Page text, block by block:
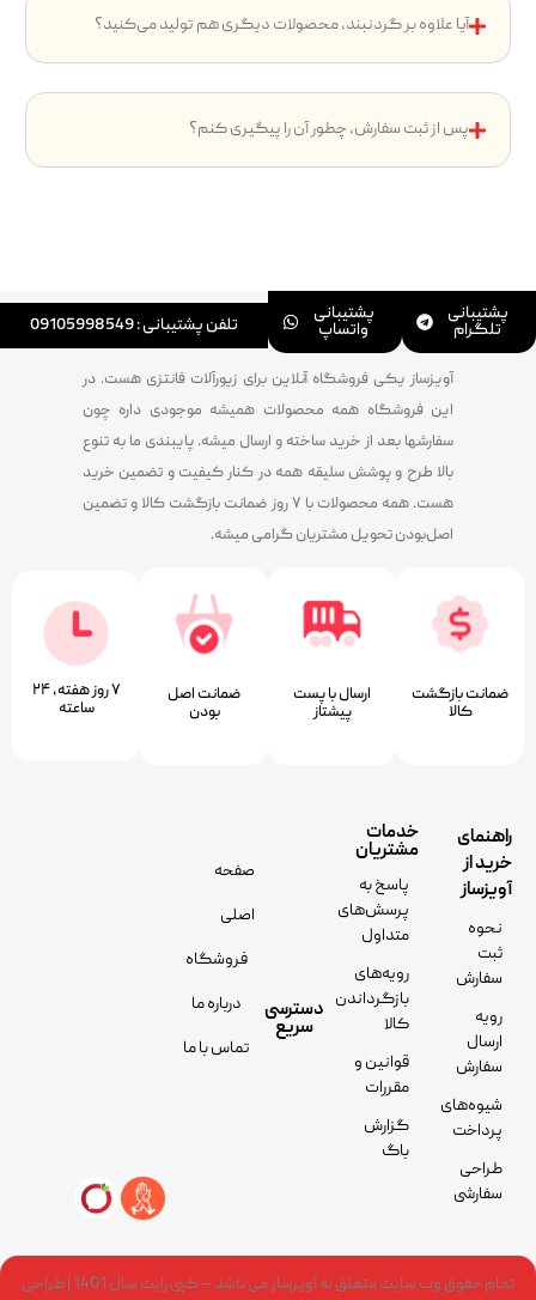
آیا علاوه بر گردنبند، محصولات دیگری هم تولید می‌کنید؟
پس از ثبت سفارش، چطور آن را پیگیری کنم؟
پشتیبانی
تلگرام
پشتیبانی
واتساپ تلفن پشتیبانی : 09105998549
آویزساز یکی فروشگاه آنلاین برای زیورآلات فانتزی هست. در
این فروشگاه همه محصولات همیشه موجودی داره چون
سفارشها بعد از خرید ساخته و ارسال میشه. پایبندی ما به تنوع
بالا طرح و پوشش سلیقه همه در کنار کیفیت و تضمین خرید
هست. همه محصولات با ۷ روز ضمانت بازگشت کالا و تضمین
اصل‌بودن تحویل مشتریان گرامی میشه.
ضمانت بازگشت
کالا
ارسال با پست
پیشتاز
ﺿﻤﺎﻧﺖ اﺻﻞ
ﺑﻮدن
۷ روز ﻫﻔﺘﻪ، ۲۴
ﺳﺎﻋﺘﻪ
راهنمای
خرید از
آویزساز
نحوه
ثبت
سفارش
رویه
ارسال
سفارش
شیوه‌های
پرداخت
طراحی
سفارشی
خدمات
مشتریان
پاسخ به
پرسش‌های
متداول
رویه‌های
بازگرداندن
کالا
قوانین و
مقررات
گزارش
باگ
دسترسی
سریع
صفحه
اصلی
فروشگاه
درباره ما
تماس با ما
تمام حقوق وب سایت متعلق به آویزساز می باشد – کپی رایت سال 1401 | طراحی